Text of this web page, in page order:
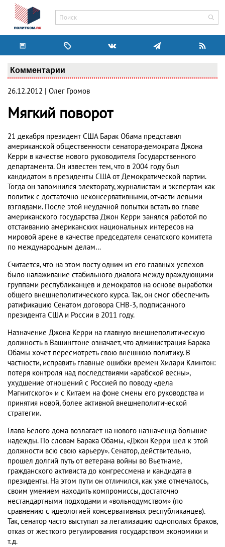
Комментарии
26.12.2012 | Олег Громов
Мягкий поворот
21 декабря президент США Барак Обама представил
американской общественности сенатора-демократа Джона
Керри в качестве нового руководителя Государственного
департамента. Он известен тем, что в 2004 году был
кандидатом в президенты США от Демократической партии.
Тогда он запомнился электорату, журналистам и экспертам как
политик с достаточно неконсервативными, отчасти левыми
взглядами. После этой неудачной попытки встать во главе
американского государства Джон Керри занялся работой по
отстаиванию американских национальных интересов на
мировой арене в качестве председателя сенатского комитета
по международным делам…
Считается, что на этом посту одним из его главных успехов
было налаживание стабильного диалога между враждующими
группами республиканцев и демократов на основе выработки
общего внешнеполитического курса. Так, он смог обеспечить
ратификацию Сенатом договора СНВ-3, подписанного
президента США и России в 2011 году.
Назначение Джона Керри на главную внешнеполитическую
должность в Вашингтоне означает, что администрация Барака
Обамы хочет пересмотреть свою внешнюю политику. В
частности, исправить главные ошибки времен Хилари Клинтон:
потеря контроля над последствиями «арабской весны»,
ухудшение отношений с Россией по поводу «дела
Магнитского» и с Китаем на фоне смены его руководства и
принятия новой, более активной внешнеполитической
стратегии.
Глава Белого дома возлагает на нового назначенца большие
надежды. По словам Барака Обамы, «Джон Керри шел к этой
должности всю свою карьеру». Сенатор, действительно,
прошел долгий путь от ветерана войны во Вьетнаме,
гражданского активиста до конгрессмена и кандидата в
президенты. На этом пути он отличился, как уже отмечалось,
своим умением находить компромиссы, достаточно
нестандартными подходами и «вольнодумством» (по
сравнению с идеологией консервативных республиканцев).
Так, сенатор часто выступал за легализацию однополых браков,
отказ от жесткого регулирования государством экономики и
т.д.